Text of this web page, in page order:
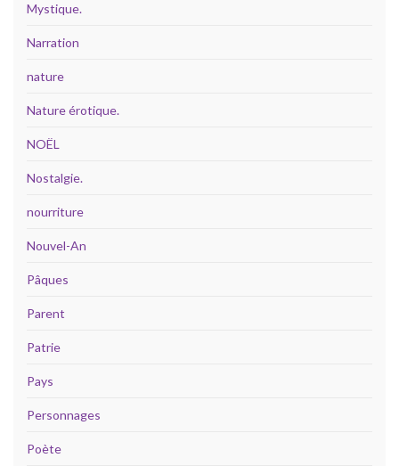
Mystique.
Narration
nature
Nature érotique.
NOËL
Nostalgie.
nourriture
Nouvel-An
Pâques
Parent
Patrie
Pays
Personnages
Poète